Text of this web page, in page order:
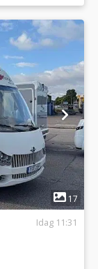
17
Idag 11:31